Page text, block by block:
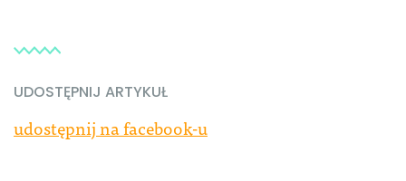
UDOSTĘPNIJ ARTYKUŁ
udostępnij na facebook-u